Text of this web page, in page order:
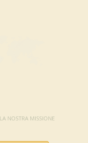
NOSTRA MISSIONE